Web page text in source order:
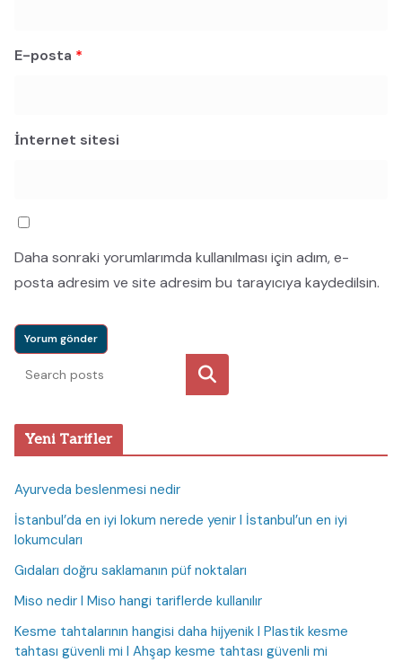
E-posta *
İnternet sitesi
Daha sonraki yorumlarımda kullanılması için adım, e-
posta adresim ve site adresim bu tarayıcıya kaydedilsin.
Ara
Yeni Tarifler
Ayurveda beslenmesi nedir
İstanbul’da en iyi lokum nerede yenir I İstanbul’un en iyi
lokumcuları
Gıdaları doğru saklamanın püf noktaları
Miso nedir I Miso hangi tariflerde kullanılır
Kesme tahtalarının hangisi daha hijyenik I Plastik kesme
tahtası güvenli mi I Ahşap kesme tahtası güvenli mi